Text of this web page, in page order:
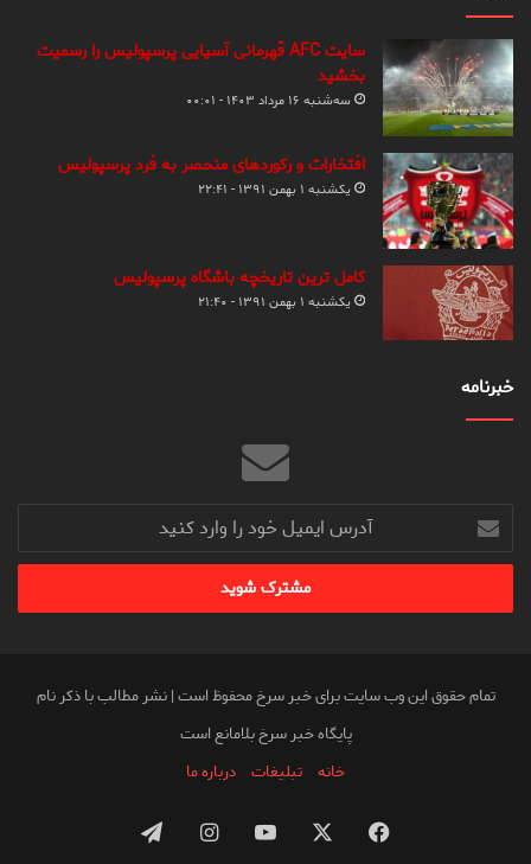
سایت AFC قهرمانی آسیایی پرسپولیس را رسمیت
بخشید
سه‌شنبه ۱۶ مرداد ۱۴۰۳ - ۰۰:۰۱
افتخارات و رکوردهای منحصر به فرد پرسپولیس
یکشنبه ۱ بهمن ۱۳۹۱ - ۲۲:۴۱
کامل ترین تاریخچه باشگاه پرسپولیس
یکشنبه ۱ بهمن ۱۳۹۱ - ۲۱:۴۰
خبرنامه
آدرس
ایمیل
خود
وارد
تمام حقوق این وب سایت برای خبر سرخ محفوظ است | نشر مطالب با ذکر نام
پایگاه خبر سرخ بلامانع است
خانه
تبلیغات درباره ما
فیس یوتیوباینستاگرامتلگرام